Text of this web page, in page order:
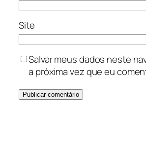
Site
Salvar meus dados neste
a próxima vez que eu